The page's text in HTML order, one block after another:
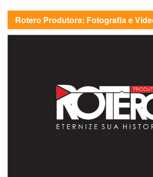
Rotero Produtora: Fotografia e